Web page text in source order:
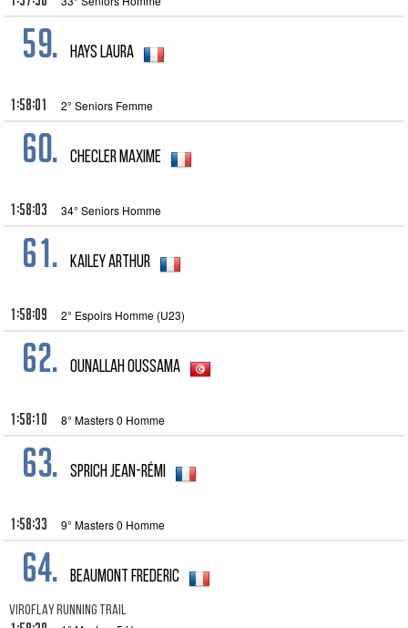
59. Hays Laura
1:58:01 2° Seniors Femme
60. Checler Maxime
1:58:03 34° Seniors Homme
61. Kailey Arthur
1:58:09 2° Espoirs Homme (U23)
62. Ounallah Oussama
1:58:10 8° Masters 0 Homme
63. sprich jean-rémi
1:58:33 9° Masters 0 Homme
64. Beaumont frederic
VIROFLAY RUNNING TRAIL